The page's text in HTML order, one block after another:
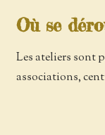
Où se
Les ateliers sont
associations,